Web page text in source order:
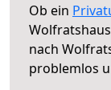
Ob ein
nach
problemlos